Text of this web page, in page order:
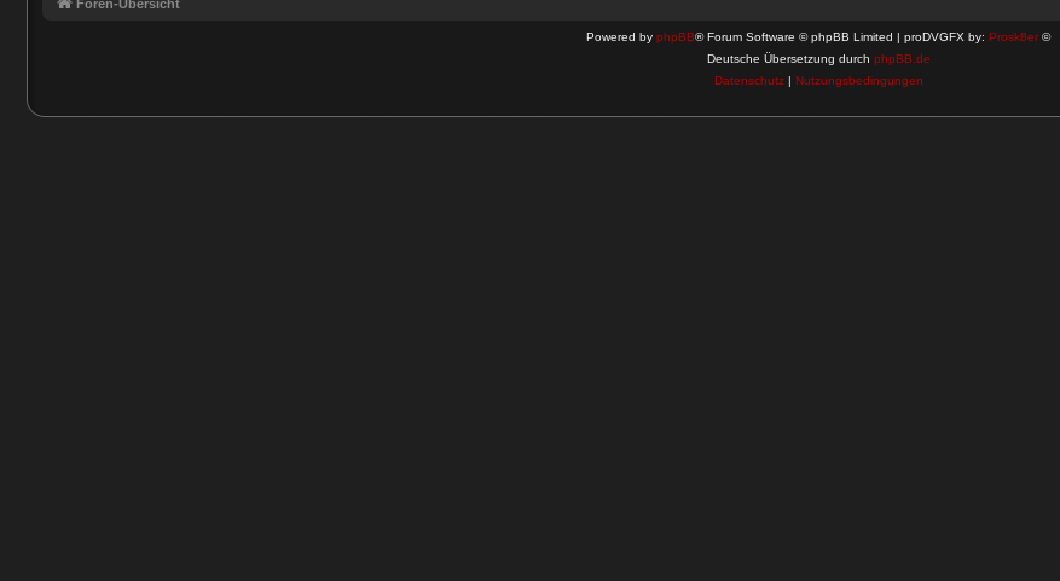
Foren-Übersicht
Powered by phpBB® Forum Software © phpBB Limited | proDVGFX by: Prosk8er ©
Deutsche Übersetzung durch phpBB.de
Datenschutz| Nutzungsbedingungen